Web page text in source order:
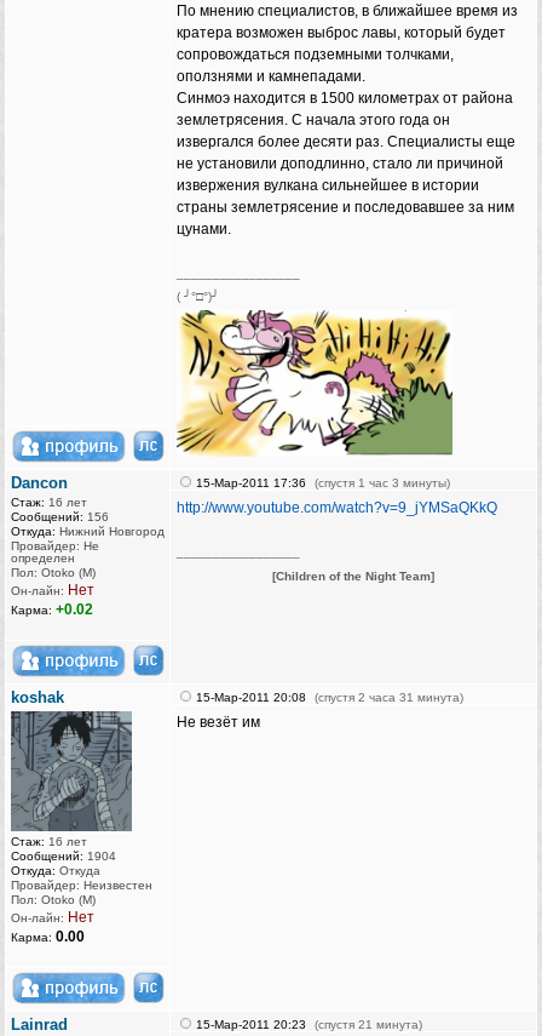
По мнению специалистов, в ближайшее время из
кратера возможен выброс лавы, который будет
сопровождаться подземными толчками,
оползнями и камнепадами.
Синмоэ находится в 1500 километрах от района
землетрясения. С начала этого года он
извергался более десяти раз. Специалисты еще
не установили доподлинно, стало ли причиной
извержения вулкана сильнейшее в истории
страны землетрясение и последовавшее за ним
цунами.
( ╯°□°)╯
Dancon
Стаж: 16 лет
Сообщений: 156
Откуда: Нижний Новгород
Провайдер: Не
определен
Пол: Otoko (M)
Он-лайн: Нет
Карма: +0.02
15-Мар-2011 17:36 (спустя 1 час 3 минуты)
http://www.youtube.com/watch?v=9_jYMSaQKkQ
[Children of the Night Team]
koshak
Стаж: 16 лет
Сообщений: 1904
Откуда: Откуда
Провайдер: Неизвестен
Пол: Otoko (M)
Он-лайн: Нет
Карма: 0.00
15-Мар-2011 20:08 (спустя 2 часа 31 минута)
Не везёт им
Lainrad 15-Мар-2011 20:23 (спустя 21 минута)